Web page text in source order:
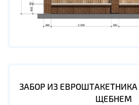
ЗАБОР ИЗ
ЩЕБНЕМ